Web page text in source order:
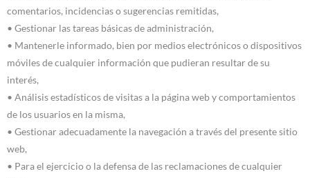
comentarios, incidencias o sugerencias remitidas,
• Gestionar las tareas básicas de administración,
• Mantenerle informado, bien por medios electrónicos o dispositivos
móviles de cualquier información que pudieran resultar de su
interés,
• Análisis estadísticos de visitas a la página web y comportamientos
de los usuarios en la misma,
• Gestionar adecuadamente la navegación a través del presente sitio
web,
• Para el ejercicio o la defensa de las reclamaciones de cualquier